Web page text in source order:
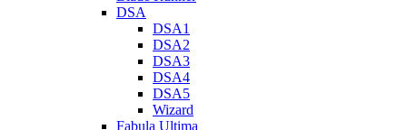
DSA
DSA1
DSA2
DSA3
DSA4
DSA5
Wizard
Fabula Ultima